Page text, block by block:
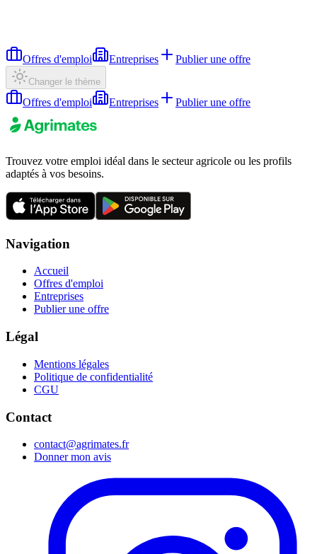
Offres d'emploi Entreprises Publier une offre
Changer le thème
Offres d'emploi Entreprises Publier une offre
Trouvez votre emploi idéal dans le secteur agricole ou les profils
adaptés à vos besoins.
Navigation
Accueil
Offres d'emploi
Entreprises
Publier une offre
Légal
Mentions légales
Politique de confidentialité
CGU
Contact
contact@agrimates.fr
Donner mon avis